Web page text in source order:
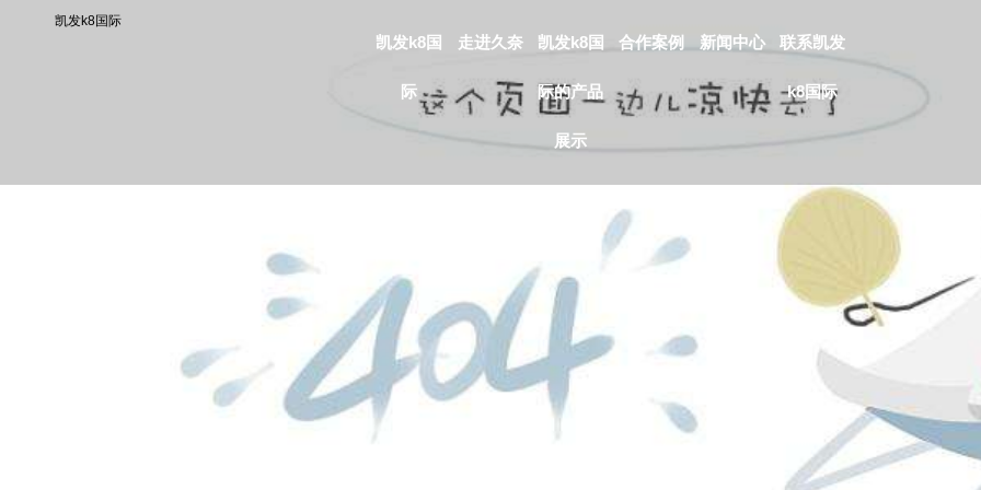
凯发k8国际
凯发k8国
际
走进久奈 凯发k8国
际的产品
展示
合作案例 新闻中心 联系凯发
k8国际